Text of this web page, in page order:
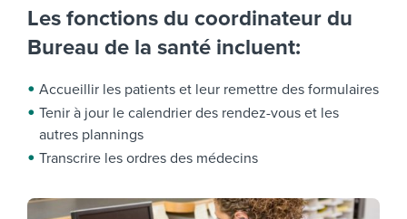
Les fonctions du coordinateur du
Bureau de la santé incluent:
Accueillir les patients et leur remettre des formulaires
Tenir à jour le calendrier des rendez-vous et les
autres plannings
Transcrire les ordres des médecins